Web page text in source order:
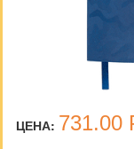
ЦЕНА: 731.00